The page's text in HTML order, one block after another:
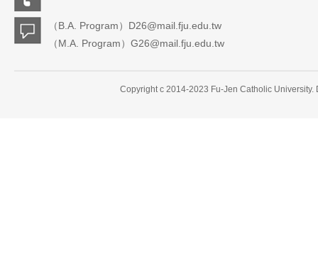
（B.A. Program）D26@mail.fju.edu.tw
（M.A. Program）G26@mail.fju.edu.tw
Copyright c 2014-2023 Fu-Jen Catholic